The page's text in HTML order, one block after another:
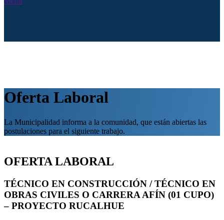
Oferta Laboral
La Municipalidad informa a la comunidad, que están abiertas las
postulaciones para el siguiente trabajo.
OFERTA LABORAL
TÉCNICO EN CONSTRUCCIÓN / TÉCNICO EN
OBRAS CIVILES O CARRERA AFÍN (01 CUPO)
– PROYECTO RUCALHUE